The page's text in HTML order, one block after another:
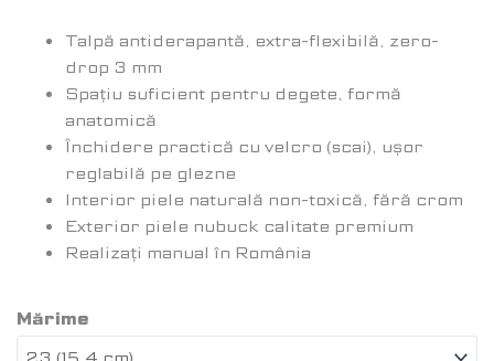
Talpă antiderapantă, extra-flexibilă, zero-
drop 3 mm
Spațiu suficient pentru degete, formă
anatomică
Închidere practică cu velcro (scai), ușor
reglabilă pe glezne
Interior piele naturală non-toxică, fără crom
Exterior piele nubuck calitate premium
Realizați manual în România
Mărime